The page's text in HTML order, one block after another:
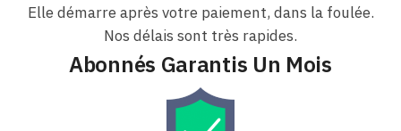
Elle démarre après votre paiement, dans la foulée.
Nos délais sont très rapides.
Abonnés Garantis Un Mois